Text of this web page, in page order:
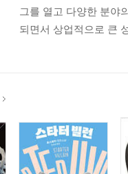
그를 열고 다양한 분야
되면서 상업적으로 큰